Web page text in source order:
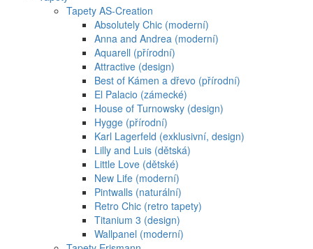
Tapety AS-Creation
Absolutely Chic (moderní)
Anna and Andrea (moderní)
Aquarell (přírodní)
Attractive (design)
Best of Kámen a dřevo (přírodní)
El Palacio (zámecké)
House of Turnowsky (design)
Hygge (přírodní)
Karl Lagerfeld (exklusivní, design)
Lilly and Luis (dětská)
Little Love (dětské)
New Life (moderní)
Pintwalls (naturální)
Retro Chic (retro tapety)
Titanium 3 (design)
Wallpanel (moderní)